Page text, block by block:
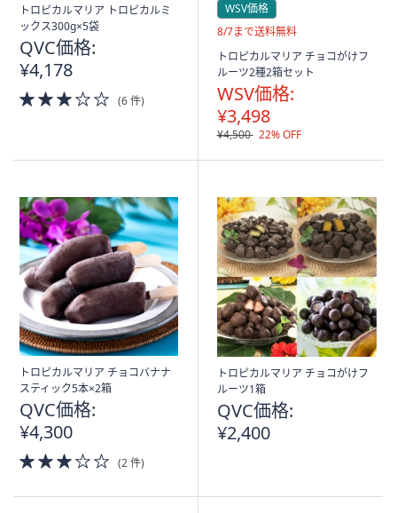
トロピカルマリア トロピカルミ
ックス300g×5袋
QVC価格:
¥4,178
3.0
of
(6 件)
WSV価格
送
無
料
8/7まで送料無料
トロピカルマリア チョコがけフ
ルーツ2種2箱セット
WSV価格:
¥3,498
¥4,500 22% OFF
トロピカルマリア チョコバナナ
スティック5本×2箱
QVC価格:
¥4,300
3.0
of
(2 件)
トロピカルマリア チョコがけフ
ルーツ1箱
QVC価格:
¥2,400